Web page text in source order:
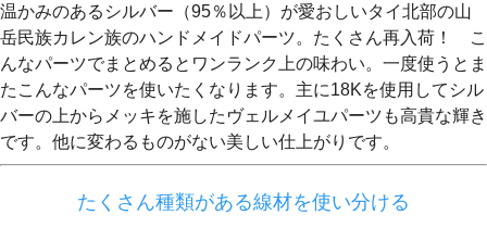
温かみのあるシルバー（95％以上）が愛おしいタイ北部の山
岳民族カレン族のハンドメイドパーツ。たくさん再入荷！ こ
んなパーツでまとめるとワンランク上の味わい。一度使うとま
たこんなパーツを使いたくなります。主に18Kを使用してシル
バーの上からメッキを施したヴェルメイユパーツも高貴な輝き
です。他に変わるものがない美しい仕上がりです。
たくさん種類がある線材を使い分ける